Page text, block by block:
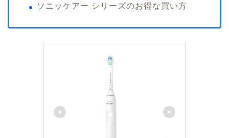
ソニッケアー シリーズのお得な買い方